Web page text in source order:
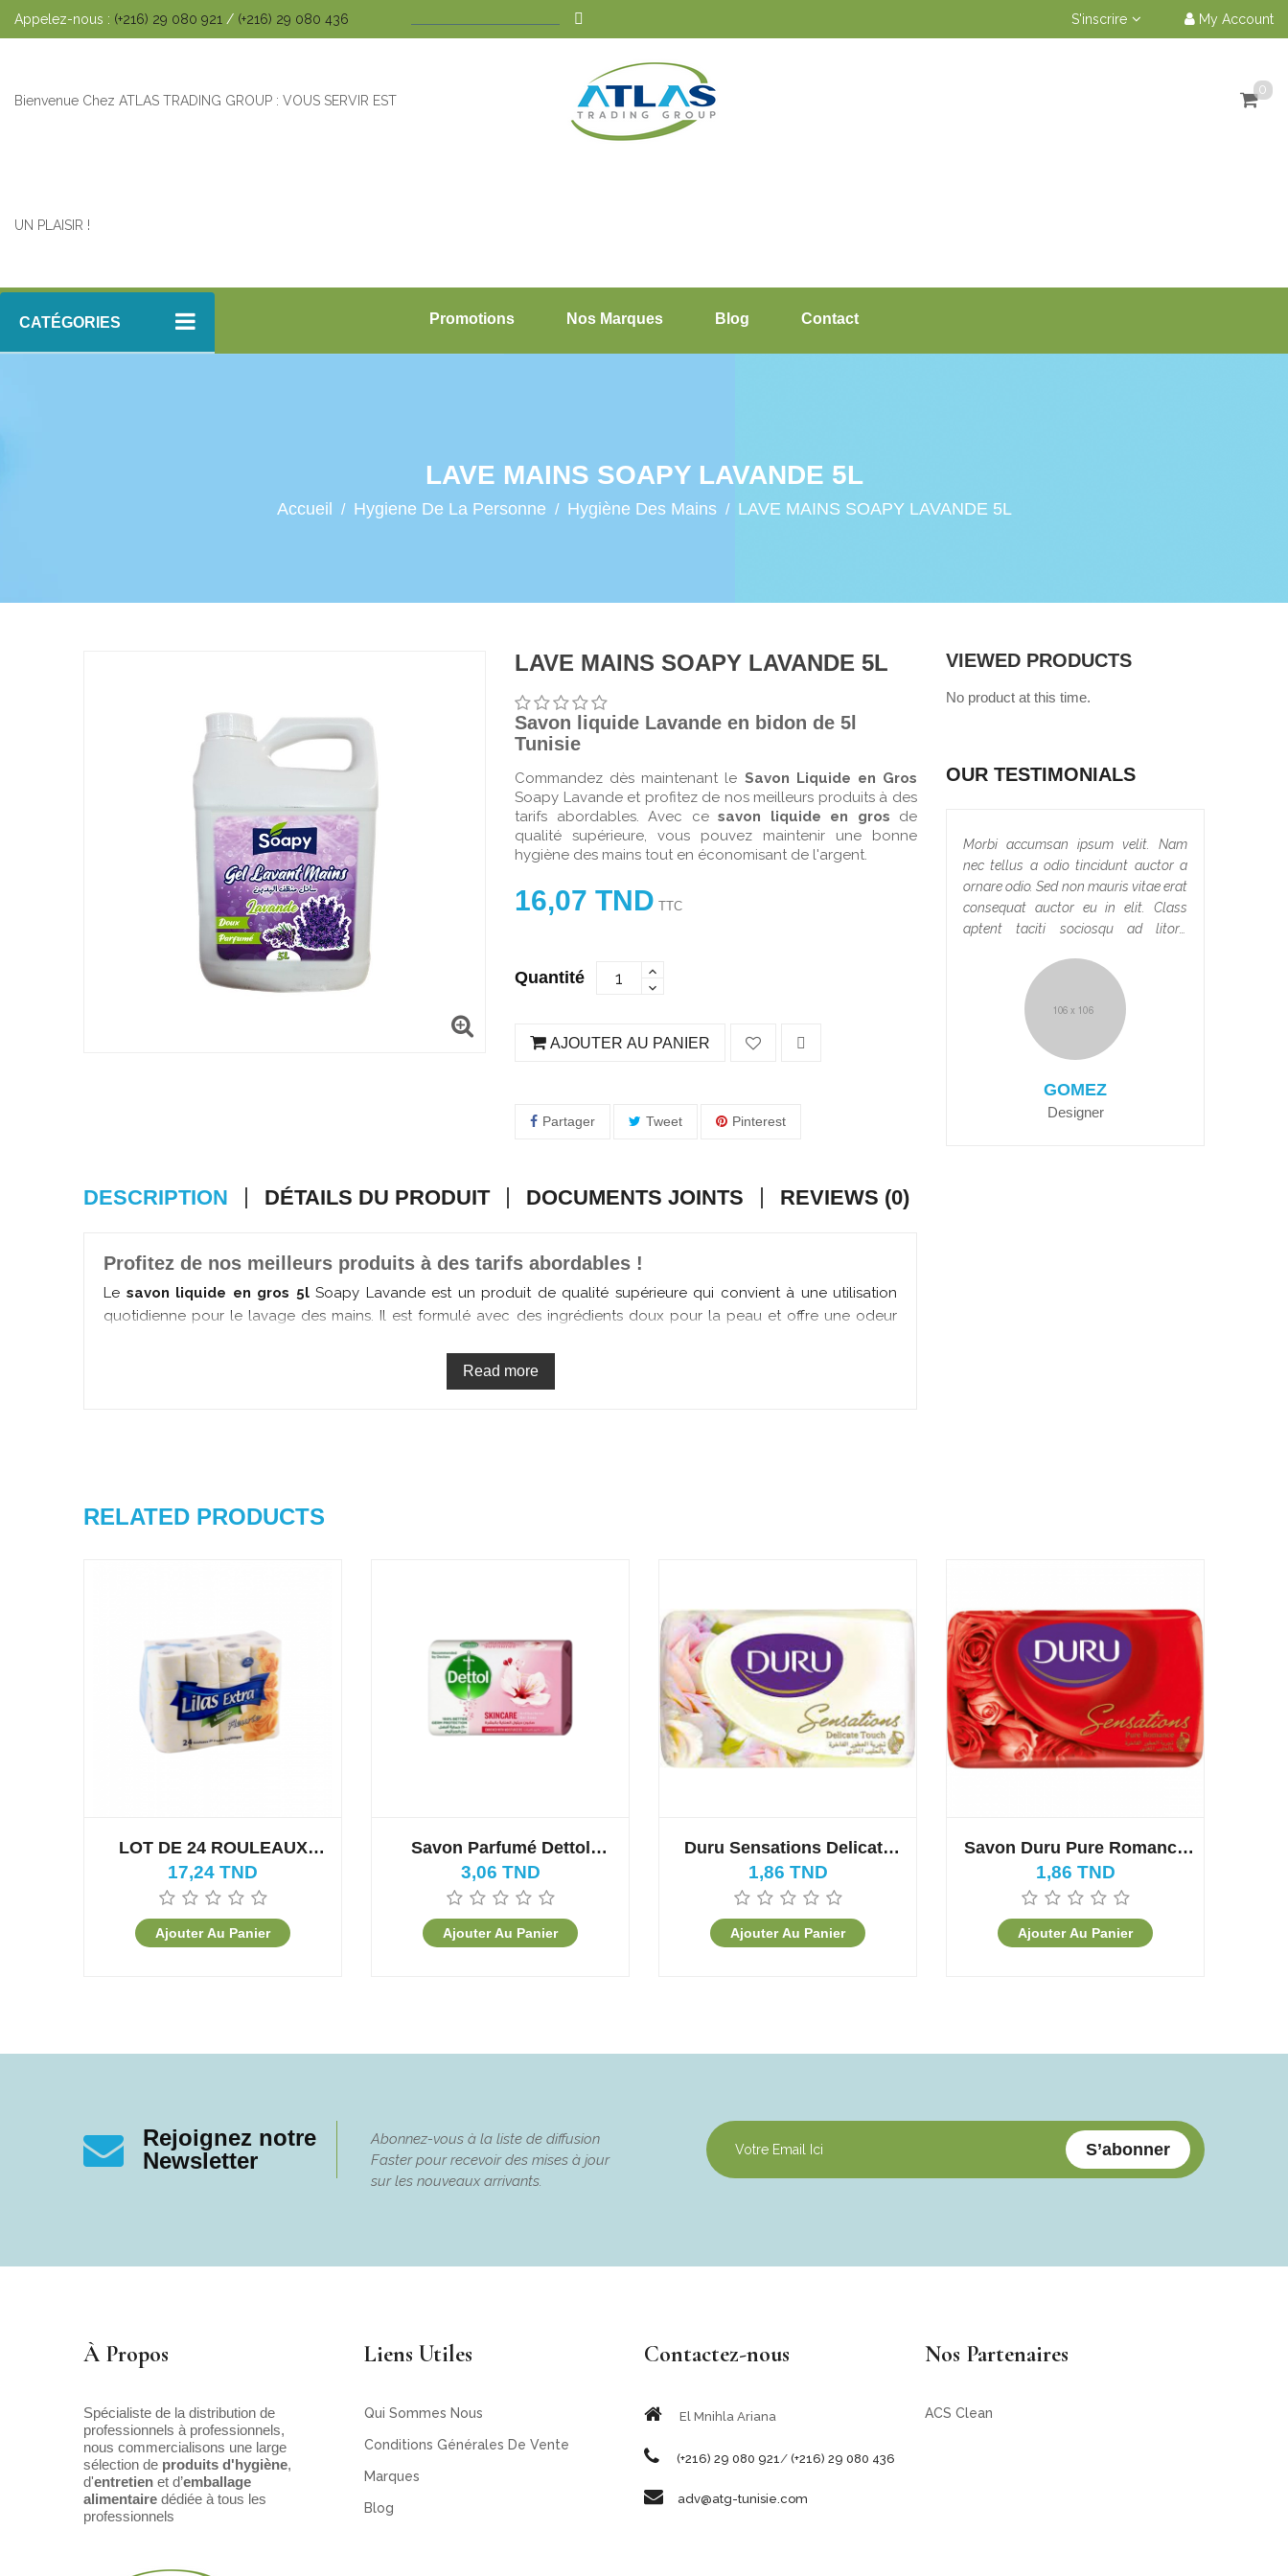
Appelez-nous : (+216) 29 080 921 / (+216) 29 080 436 S'inscrire My Account
Bienvenue Chez ATLAS TRADING GROUP : VOUS SERVIR EST
UN PLAISIR !
0
CATÉGORIES Promotions Nos Marques Blog Contact
LAVE MAINS SOAPY LAVANDE 5L
Accueil Hygiene De La Personne Hygiène Des Mains LAVE MAINS SOAPY LAVANDE 5L
LAVE MAINS SOAPY LAVANDE 5L
Savon liquide Lavande en bidon de 5l
Tunisie
Commandez dès maintenant le Savon Liquide en Gros
Soapy Lavande et profitez de nos meilleurs produits à des
tarifs abordables. Avec ce savon liquide en gros de
qualité supérieure, vous pouvez maintenir une bonne
hygiène des mains tout en économisant de l'argent.
16,07 TND TTC
Quantité
AJOUTER AU PANIER
Partager Tweet Pinterest
DESCRIPTION DÉTAILS DU PRODUIT DOCUMENTS JOINTS REVIEWS (0)
Profitez de nos meilleurs produits à des tarifs abordables !
Le savon liquide en gros 5lSoapy Lavande est un produit de qualité supérieure qui convient à une utilisation
quotidienne pour le lavage des mains. Il est formulé avec des ingrédients doux pour la peau et offre une odeur
distributeurs de savon ou pour une utilisation à long terme.
l'hygiène des mains est importante. En plus de son parfum agréable, ce savon liquide main 5l laisse la peau douce
Read more
VIEWED PRODUCTS
No product at this time.
OUR TESTIMONIALS
Morbi accumsan ipsum velit. Nam
nec tellus a odio tincidunt auctor a
ornare odio. Sed non mauris vitae erat
consequat auctor eu in elit. Class
aptent taciti sociosqu ad litora
inceptos himenaeos.
GOMEZ
Designer
RELATED PRODUCTS
LOT DE 24 ROULEAUX
PAPIER HYGIÉNIQUE LILAS
17,24 TND
Ajouter Au Panier
Savon Parfumé Dettol
Skincare 85g
3,06 TND
Ajouter Au Panier
Duru Sensations Delicate
Touch
1,86 TND
Ajouter Au Panier
Savon Duru Pure Romance
(80 GR)
1,86 TND
Ajouter Au Panier
Rejoignez notre
Newsletter
Abonnez-vous à la liste de diffusion
Faster pour recevoir des mises à jour
sur les nouveaux arrivants.
S’abonner
À Propos
Spécialiste de la distribution de
professionnels à professionnels,
nous commercialisons une large
sélection de produits d'hygiène,
d'entretien et d’emballage
alimentaire dédiée à tous les
professionnels
Liens Utiles
Qui Sommes Nous
Conditions Générales De Vente
Marques
Blog
Contactez-nous
El Mnihla Ariana
(+216) 29 080 921/ (+216) 29 080 436
adv@atg-tunisie.com
Nos Partenaires
ACS Clean